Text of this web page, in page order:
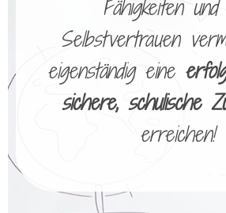
Fähigkeiten
Selbstvertrauen
eigenständig eine
sichere, schulische
erreichen!